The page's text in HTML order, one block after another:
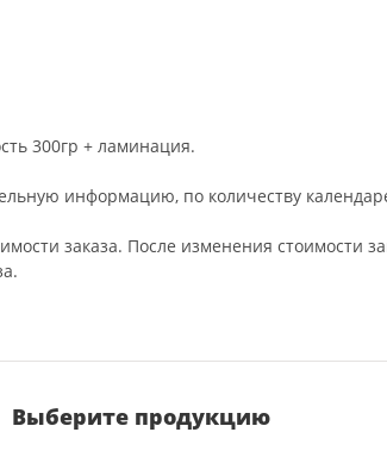
300гр + ламинация.
информацию, по количеству
заказа. После изменения стоимости
Выберите продукцию